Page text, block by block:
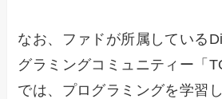
なお、ファドが所属している
グラミングコミュニティー「
では、プログラミングを学習